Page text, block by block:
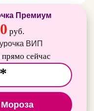
Премиум
руб.
сейчас
Мороза